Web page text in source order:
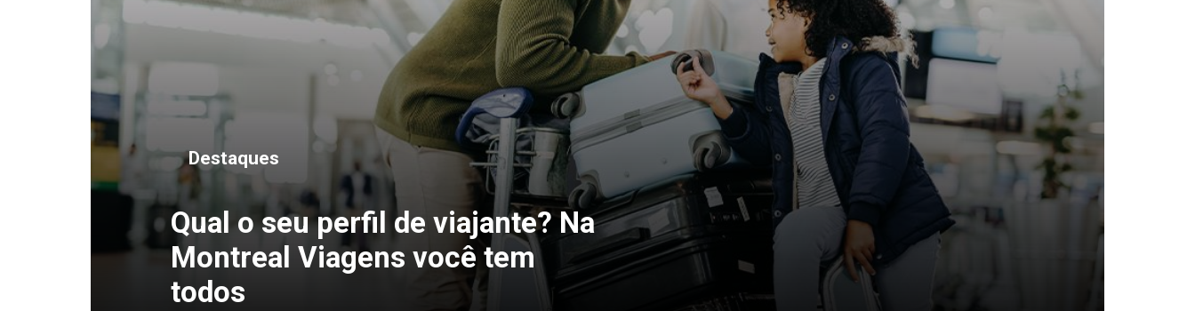
Destaques
Qual o seu perfil de viajante? Na
Montreal Viagens você tem
todos